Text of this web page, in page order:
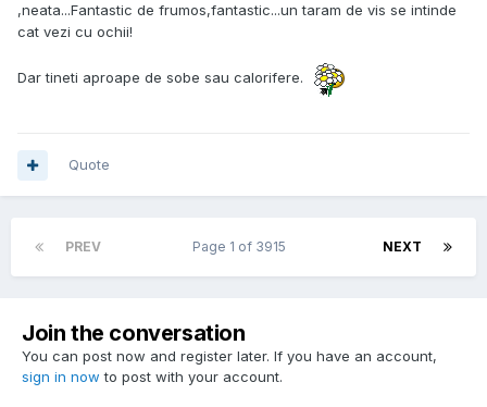
,neata...Fantastic de frumos,fantastic...un taram de vis se intinde
cat vezi cu ochii!
Dar tineti aproape de sobe sau calorifere.
Quote
PREV NEXT
Page 1 of 3915
Join the conversation
You can post now and register later. If you have an account,
sign in now to post with your account.